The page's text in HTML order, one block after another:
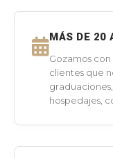
MÁS DE 20
Gozamos
clientes que
hospedajes,